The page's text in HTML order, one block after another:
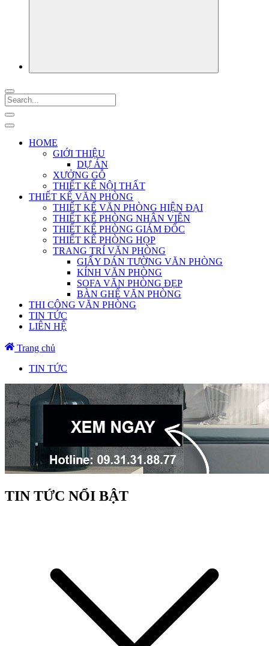
HOME
GIỚI THIỆU
DỰ ÁN
XƯỞNG GỖ
THIẾT KẾ NỘI THẤT
THIẾT KẾ VĂN PHÒNG
THIẾT KẾ VĂN PHÒNG HIỆN ĐẠI
THIẾT KẾ PHÒNG NHÂN VIÊN
THIẾT KẾ PHÒNG GIÁM ĐỐC
THIẾT KẾ PHÒNG HỌP
TRANG TRÍ VĂN PHÒNG
GIẤY DÁN TƯỜNG VĂN PHÒNG
KÍNH VĂN PHÒNG
SOFA VĂN PHÒNG ĐẸP
BÀN GHẾ VĂN PHÒNG
THI CÔNG VĂN PHÒNG
TIN TỨC
LIÊN HỆ
Trang chủ
TIN TỨC
TIN TỨC NỔI BẬT